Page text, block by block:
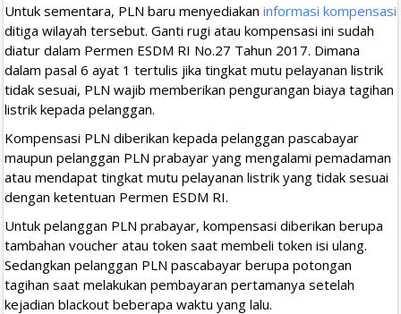
Untuk sementara, PLN baru menyediakan informasi kompensasi
ditiga wilayah tersebut. Ganti rugi atau kompensasi ini sudah
diatur dalam Permen ESDM RI No.27 Tahun 2017. Dimana
dalam pasal 6 ayat 1 tertulis jika tingkat mutu pelayanan listrik
tidak sesuai, PLN wajib memberikan pengurangan biaya tagihan
listrik kepada pelanggan.
Kompensasi PLN diberikan kepada pelanggan pascabayar
maupun pelanggan PLN prabayar yang mengalami pemadaman
atau mendapat tingkat mutu pelayanan listrik yang tidak sesuai
dengan ketentuan Permen ESDM RI.
Untuk pelanggan PLN prabayar, kompensasi diberikan berupa
tambahan voucher atau token saat membeli token isi ulang.
Sedangkan pelanggan PLN pascabayar berupa potongan
tagihan saat melakukan pembayaran pertamanya setelah
kejadian blackout beberapa waktu yang lalu.